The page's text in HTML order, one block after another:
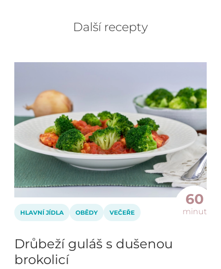
Další recepty
60
minut
HLAVNÍ JÍDLA OBĚDY VEČEŘE
Drůbeží guláš s dušenou
brokolicí